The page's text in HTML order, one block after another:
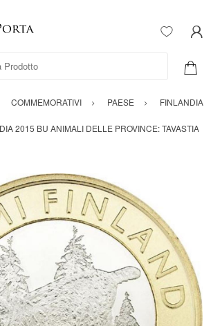
COMMEMORATIVI PAESE
FINLANDIA
2015 BU ANIMALI DELLE PROVINCE: TAVASTIA